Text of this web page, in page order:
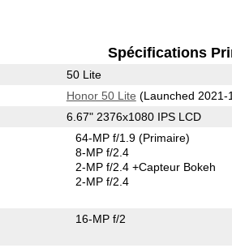
Spécifications
50 Lite
Honor 50 Lite (Launched 2021-
6.67" 2376x1080 IPS LCD
64-MP f/1.9(Primaire)
8-MP f/2.4
2-MP f/2.4+Capteur Bokeh
2-MP f/2.4
16-MP f/2